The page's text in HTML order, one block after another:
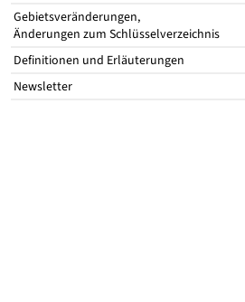
Gebietsveränderungen,
Änderungen zum Schlüsselverzeichnis
Definitionen und Erläuterungen
Newsletter